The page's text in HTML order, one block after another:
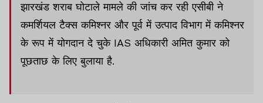
झारखंड शराब घोटाले मामले की जांच कर रही एसीबी ने
कमर्शियल टैक्स कमिश्नर और पूर्व में उत्पाद विभाग में कमिश्नर
के रूप में योगदान दे चुके IAS अधिकारी अमित कुमार को
पूछताछ के लिए बुलाया है.